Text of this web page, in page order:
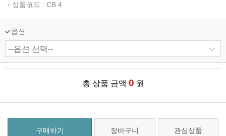
상품코드 : CB 4
옵션
총 상품 금액 0 원
구매하기 장바구니 관심상품